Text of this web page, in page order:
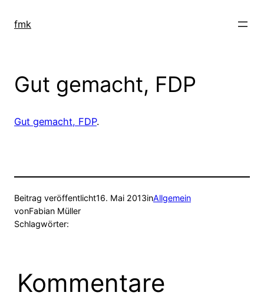
Inhalt
fmk
Gut gemacht, FDP
Gut gemacht, FDP.
Beitrag veröffentlicht16. Mai 2013inAllgemein
vonFabian Müller
Schlagwörter:
Kommentare